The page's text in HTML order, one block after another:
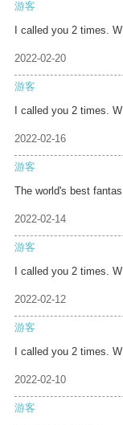
游客
I called you 2 times. W
2022-02-20
游客
I called you 2 times. W
2022-02-16
游客
The world's best fantas
2022-02-14
游客
I called you 2 times. W
2022-02-12
游客
I called you 2 times. W
2022-02-10
游客